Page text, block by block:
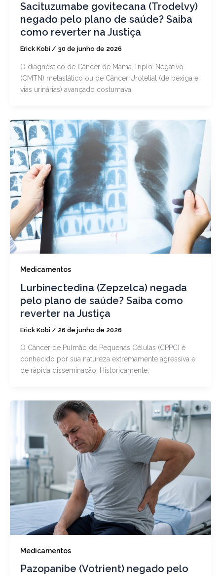
Sacituzumabe govitecana (Trodelvy)
negado pelo plano de saúde? Saiba
como reverter na Justiça
Erick Kobi / 30 de junho de 2026
O diagnóstico de Câncer de Mama Triplo-Negativo
(CMTN) metastático ou de Câncer Urotelial (de bexiga e
vias urinárias) avançado costumava
Medicamentos
Lurbinectedina (Zepzelca) negada
pelo plano de saúde? Saiba como
reverter na Justiça
Erick Kobi / 26 de junho de 2026
O Câncer de Pulmão de Pequenas Células (CPPC) é
conhecido por sua natureza extremamente agressiva e
de rápida disseminação. Historicamente,
Medicamentos
Pazopanibe (Votrient) negado pelo